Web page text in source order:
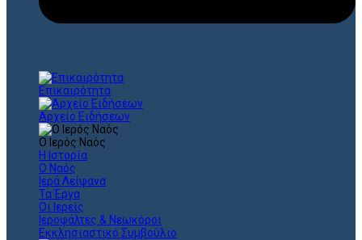
Επικαιρότητα
Αρχείο Ειδήσεων
Ο Ιερός Ναός
Η Ιστορία
Ο Ναός
Ιερά Λείψανα
Τα Έργα
Οι Ιερείς
Ιεροψάλτες & Νεωκόροι
Εκκλησιαστικό Συμβούλιο